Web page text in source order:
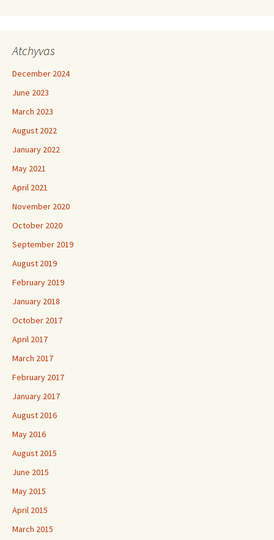
Atchyvas
December 2024
June 2023
March 2023
August 2022
January 2022
May 2021
April 2021
November 2020
October 2020
September 2019
August 2019
February 2019
January 2018
October 2017
April 2017
March 2017
February 2017
January 2017
August 2016
May 2016
August 2015
June 2015
May 2015
April 2015
March 2015